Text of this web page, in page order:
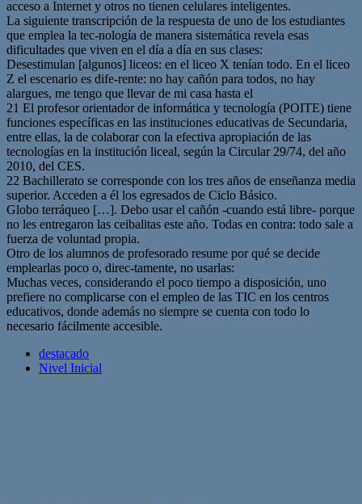
acceso a Internet y otros no tienen celulares inteligentes.
La siguiente transcripción de la respuesta de uno de los estudiantes
que emplea la tec-nología de manera sistemática revela esas
dificultades que viven en el día a día en sus clases:
Desestimulan [algunos] liceos: en el liceo X tenían todo. En el liceo
Z el escenario es dife-rente: no hay cañón para todos, no hay
alargues, me tengo que llevar de mi casa hasta el
21 El profesor orientador de informática y tecnología (POITE) tiene
funciones específicas en las instituciones educativas de Secundaria,
entre ellas, la de colaborar con la efectiva apropiación de las
tecnologías en la institución liceal, según la Circular 29/74, del año
2010, del CES.
22 Bachillerato se corresponde con los tres años de enseñanza media
superior. Acceden a él los egresados de Ciclo Básico.
Globo terráqueo […]. Debo usar el cañón -cuando está libre- porque
no les entregaron las ceibalitas este año. Todas en contra: todo sale a
fuerza de voluntad propia.
Otro de los alumnos de profesorado resume por qué se decide
emplearlas poco o, direc-tamente, no usarlas:
Muchas veces, considerando el poco tiempo a disposición, uno
prefiere no complicarse con el empleo de las TIC en los centros
educativos, donde además no siempre se cuenta con todo lo
necesario fácilmente accesible.
destacado
Nivel Inicial